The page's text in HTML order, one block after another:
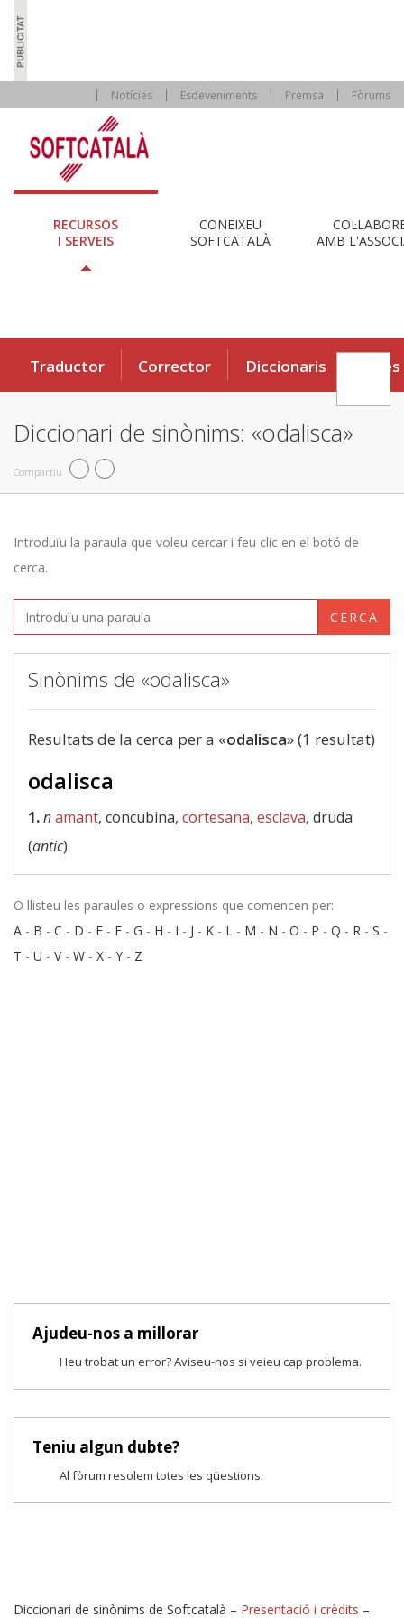
Notícies Esdeveniments Premsa Fòrums
RECURSOS
I SERVEIS
CONEIXEU
SOFTCATALÀ
AMB
Traductor Corrector Diccionaris Eines
Diccionari de sinònims: «odalisca»
Compartiu
Introduïu la paraula que voleu cercar i feu clic en el botó de
cerca.
CERCA
Sinònims de «odalisca»
Resultats de la cerca per a «odalisca» (1 resultat)
odalisca
1.namant, concubina, cortesana, esclava, druda
(antic)
O llisteu les paraules o expressions que comencen per:
A - B - C - D - E - F - G - H - I - J - K - L - M - N - O - P - Q - R - S -
T - U - V- W - X - Y - Z
Ajudeu-nos a millorar
Heu trobat un error? Aviseu-nos si veieu cap problema.
Teniu algun dubte?
Al fòrum resolem totes les qüestions.
Diccionari de sinònims de Softcatalà – Presentació i crèdits –